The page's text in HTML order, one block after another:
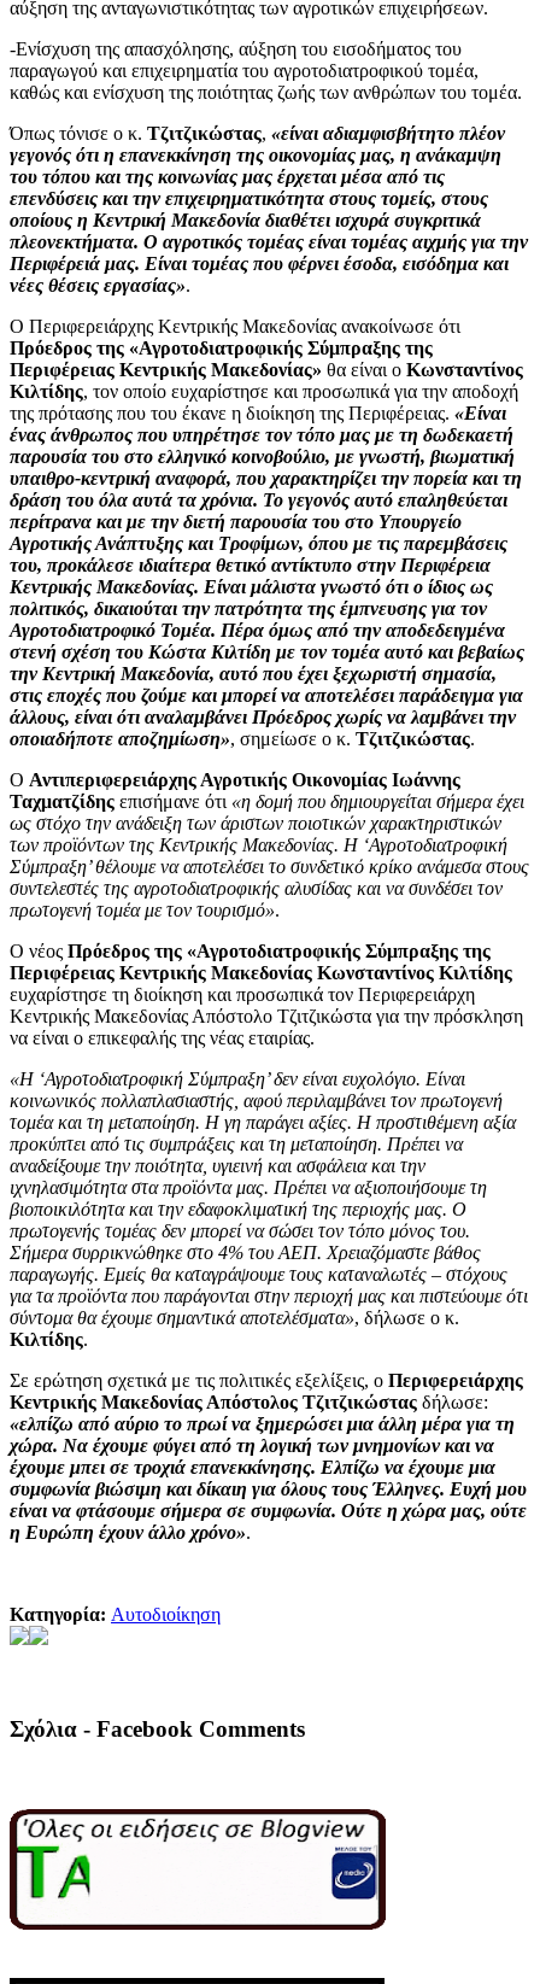
αύξηση της ανταγωνιστικότητας των αγροτικών επιχειρήσεων.
-Ενίσχυση της απασχόλησης, αύξηση του εισοδήματος του
παραγωγού και επιχειρηματία του αγροτοδιατροφικού τομέα,
καθώς και ενίσχυση της ποιότητας ζωής των ανθρώπων του τομέα.
Όπως τόνισε ο κ. Τζιτζικώστας, «είναι αδιαμφισβήτητο πλέον
γεγονός ότι η επανεκκίνηση της οικονομίας μας, η ανάκαμψη
του τόπου και της κοινωνίας μας έρχεται μέσα από τις
επενδύσεις και την επιχειρηματικότητα στους τομείς, στους
οποίους η Κεντρική Μακεδονία διαθέτει ισχυρά συγκριτικά
πλεονεκτήματα. Ο αγροτικός τομέας είναι τομέας αιχμής για την
Περιφέρειά μας. Είναι τομέας που φέρνει έσοδα, εισόδημα και
νέες θέσεις εργασίας».
Ο Περιφερειάρχης Κεντρικής Μακεδονίας ανακοίνωσε ότι
Πρόεδρος της «Αγροτοδιατροφικής Σύμπραξης της
Περιφέρειας Κεντρικής Μακεδονίας» θα είναι ο Κωνσταντίνος
Κιλτίδης, τον οποίο ευχαρίστησε και προσωπικά για την αποδοχή
της πρότασης που του έκανε η διοίκηση της Περιφέρειας. «Είναι
ένας άνθρωπος που υπηρέτησε τον τόπο μας με τη δωδεκαετή
παρουσία του στο ελληνικό κοινοβούλιο, με γνωστή, βιωματική
υπαιθρο-κεντρική αναφορά, που χαρακτηρίζει την πορεία και τη
δράση του όλα αυτά τα χρόνια. Το γεγονός αυτό επαληθεύεται
περίτρανα και με την διετή παρουσία του στο Υπουργείο
Αγροτικής Ανάπτυξης και Τροφίμων, όπου με τις παρεμβάσεις
του, προκάλεσε ιδιαίτερα θετικό αντίκτυπο στην Περιφέρεια
Κεντρικής Μακεδονίας. Είναι μάλιστα γνωστό ότι ο ίδιος ως
πολιτικός, δικαιούται την πατρότητα της έμπνευσης για τον
Αγροτοδιατροφικό Τομέα. Πέρα όμως από την αποδεδειγμένα
στενή σχέση του Κώστα Κιλτίδη με τον τομέα αυτό και βεβαίως
την Κεντρική Μακεδονία, αυτό που έχει ξεχωριστή σημασία,
στις εποχές που ζούμε και μπορεί να αποτελέσει παράδειγμα για
άλλους, είναι ότι αναλαμβάνει Πρόεδρος χωρίς να λαμβάνει την
οποιαδήποτε αποζημίωση», σημείωσε ο κ. Τζιτζικώστας.
Ο Αντιπεριφερειάρχης Αγροτικής Οικονομίας Ιωάννης
Ταχματζίδης επισήμανε ότι «η δομή που δημιουργείται σήμερα έχει
ως στόχο την ανάδειξη των άριστων ποιοτικών χαρακτηριστικών
των προϊόντων της Κεντρικής Μακεδονίας. Η ‘Αγροτοδιατροφική
Σύμπραξη’ θέλουμε να αποτελέσει το συνδετικό κρίκο ανάμεσα στους
συντελεστές της αγροτοδιατροφικής αλυσίδας και να συνδέσει τον
πρωτογενή τομέα με τον τουρισμό».
Ο νέος Πρόεδρος της «Αγροτοδιατροφικής Σύμπραξης της
Περιφέρειας Κεντρικής Μακεδονίας Κωνσταντίνος Κιλτίδης
ευχαρίστησε τη διοίκηση και προσωπικά τον Περιφερειάρχη
Κεντρικής Μακεδονίας Απόστολο Τζιτζικώστα για την πρόσκληση
να είναι ο επικεφαλής της νέας εταιρίας.
«Η ‘Αγροτοδιατροφική Σύμπραξη’ δεν είναι ευχολόγιο. Είναι
κοινωνικός πολλαπλασιαστής, αφού περιλαμβάνει τον πρωτογενή
τομέα και τη μεταποίηση. Η γη παράγει αξίες. Η προστιθέμενη αξία
προκύπτει από τις συμπράξεις και τη μεταποίηση. Πρέπει να
αναδείξουμε την ποιότητα, υγιεινή και ασφάλεια και την
ιχνηλασιμότητα στα προϊόντα μας. Πρέπει να αξιοποιήσουμε τη
βιοποικιλότητα και την εδαφοκλιματική της περιοχής μας. Ο
πρωτογενής τομέας δεν μπορεί να σώσει τον τόπο μόνος του.
Σήμερα συρρικνώθηκε στο 4% του ΑΕΠ. Χρειαζόμαστε βάθος
παραγωγής. Εμείς θα καταγράψουμε τους καταναλωτές – στόχους
για τα προϊόντα που παράγονται στην περιοχή μας και πιστεύουμε ότι
σύντομα θα έχουμε σημαντικά αποτελέσματα», δήλωσε ο κ.
Κιλτίδης.
Σε ερώτηση σχετικά με τις πολιτικές εξελίξεις, ο Περιφερειάρχης
Κεντρικής Μακεδονίας Απόστολος Τζιτζικώστας δήλωσε:
«ελπίζω από αύριο το πρωί να ξημερώσει μια άλλη μέρα για τη
χώρα. Να έχουμε φύγει από τη λογική των μνημονίων και να
έχουμε μπει σε τροχιά επανεκκίνησης. Ελπίζω να έχουμε μια
συμφωνία βιώσιμη και δίκαιη για όλους τους Έλληνες. Ευχή μου
είναι να φτάσουμε σήμερα σε συμφωνία. Ούτε η χώρα μας, ούτε
η Ευρώπη έχουν άλλο χρόνο».
Κατηγορία: Αυτοδιοίκηση
Σχόλια - Facebook Comments